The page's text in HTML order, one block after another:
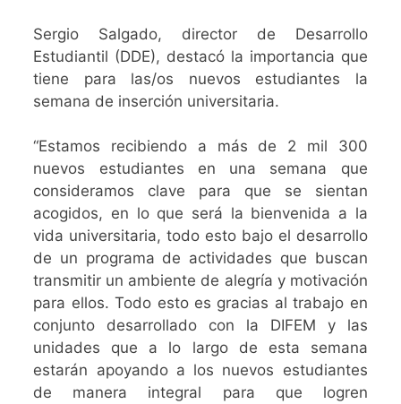
Sergio Salgado, director de Desarrollo
Estudiantil (DDE), destacó la importancia que
tiene para las/os nuevos estudiantes la
semana de inserción universitaria.
“Estamos recibiendo a más de 2 mil 300
nuevos estudiantes en una semana que
consideramos clave para que se sientan
acogidos, en lo que será la bienvenida a la
vida universitaria, todo esto bajo el desarrollo
de un programa de actividades que buscan
transmitir un ambiente de alegría y motivación
para ellos. Todo esto es gracias al trabajo en
conjunto desarrollado con la DIFEM y las
unidades que a lo largo de esta semana
estarán apoyando a los nuevos estudiantes
de manera integral para que logren